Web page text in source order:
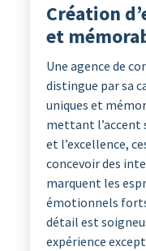
Création
et
Une agence de
distingue par sa
uniques et
mettant l’accent
et l’excellence,
concevoir des
marquent les
émotionnels
détail est
expérience